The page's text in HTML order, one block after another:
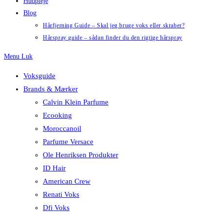
Blog
Hårfjerning Guide – Skal jeg bruge voks eller skraber?
Hårspray guide – sådan finder du den rigtige hårspray
Menu Luk
Voksguide
Brands & Mærker
Calvin Klein Parfume
Ecooking
Moroccanoil
Parfume Versace
Ole Henriksen Produkter
ID Hair
American Crew
Renati Voks
Dfi Voks